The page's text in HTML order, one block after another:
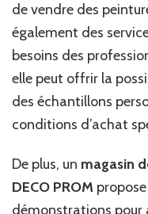
de vendre des
également des
besoins des
elle peut offrir la
des échantillons
conditions d’achat
De plus, un magasin
DECO PROM
démonstrations pour